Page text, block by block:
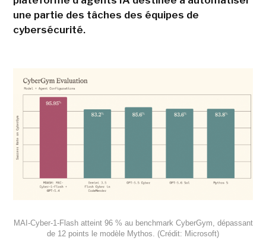
une partie des tâches des équipes de
cybersécurité.
MAI-Cyber-1-Flash atteint 96 % au benchmark CyberGym, dépassant
de 12 points le modèle Mythos. (Crédit: Microsoft)